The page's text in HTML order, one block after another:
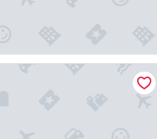
cabins with private Jacuzzi